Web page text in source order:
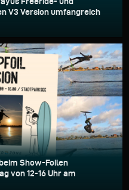
V3 Version umfangreich
Show-Foilen
von 12-16 Uhr am